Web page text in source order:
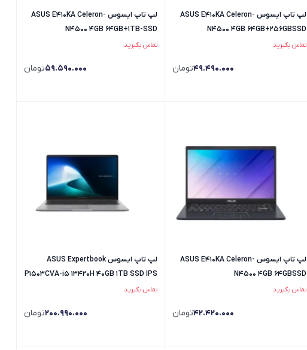
لپ تاپ ایسوس ASUS E410KA Celeron-
N4500 4GB 64GB+256GBSSD
تماس بگیرید
49.490.000تومان
لپ تاپ ایسوس ASUS E410KA Celeron-
N4500 4GB 64GB+1TB-SSD
تماس بگیرید
59.590.000تومان
لپ تاپ ایسوس ASUS E410KA Celeron-
N4500 4GB 64GBSSD
تماس بگیرید
42.420.000تومان
لپ تاپ ایسوس ASUS Expertbook
P1503CVA-i5 13420H 40GB 1TB SSD IPS
تماس بگیرید
200.990.000تومان